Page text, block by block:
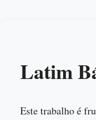
Latim
Este trabalho é